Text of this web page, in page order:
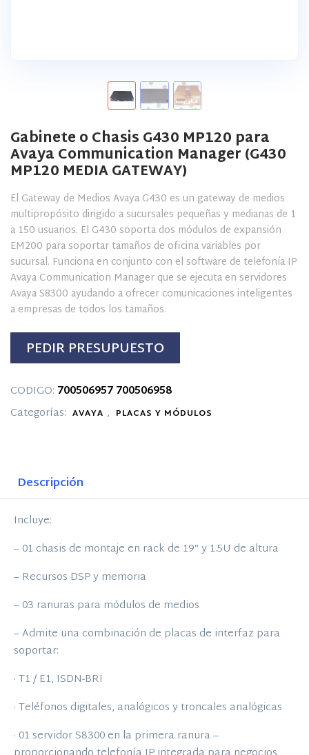
Gabinete o Chasis G430 MP120 para
Avaya Communication Manager (G430
MP120 MEDIA GATEWAY)
El Gateway de Medios Avaya G430 es un gateway de medios
multipropósito dirigido a sucursales pequeñas y medianas de 1
a 150 usuarios. El G430 soporta dos módulos de expansión
EM200 para soportar tamaños de oficina variables por
sucursal. Funciona en conjunto con el software de telefonía IP
Avaya Communication Manager que se ejecuta en servidores
Avaya S8300 ayudando a ofrecer comunicaciones inteligentes
a empresas de todos los tamaños.
PEDIR PRESUPUESTO
CODIGO: 700506957700506958
Categorías: AVAYA , PLACAS Y MÓDULOS
Descripción
Incluye:
– 01 chasis de montaje en rack de 19″ y 1.5U de altura
– Recursos DSP y memoria
– 03 ranuras para módulos de medios
– Admite una combinación de placas de interfaz para
soportar:
· T1 / E1, ISDN-BRI
· Teléfonos digitales, analógicos y troncales analógicas
· 01 servidor S8300 en la primera ranura –